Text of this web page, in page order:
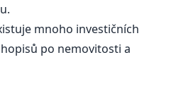
mnoho investičních
po nemovitosti a